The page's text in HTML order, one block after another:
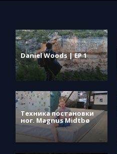
Daniel Woods | EP 1
Техника постановки
ног. Magnus Midtbø